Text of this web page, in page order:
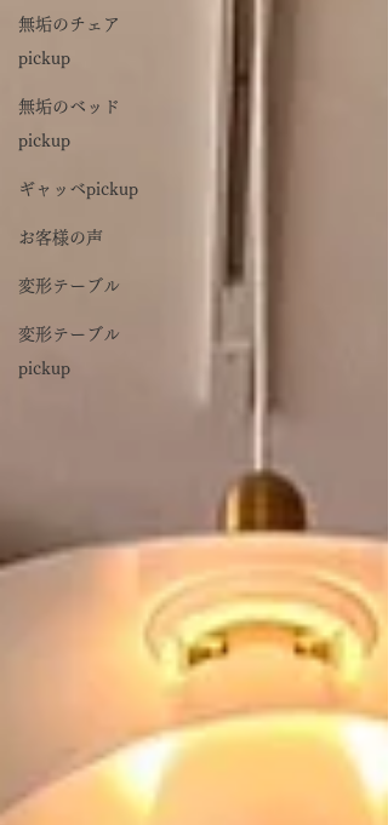
無垢のチェア
pickup
無垢のベッド
pickup
ギャッベpickup
お客様の声
変形テーブル
変形テーブル
pickup